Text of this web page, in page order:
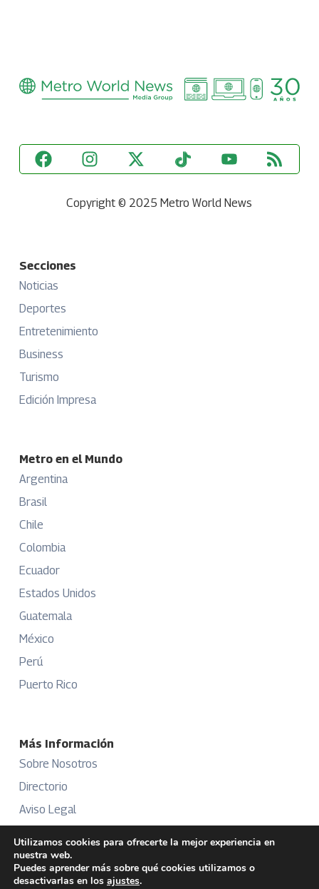
Copyright © 2025 Metro World News
Secciones
Noticias
Deportes
Entretenimiento
Business
Turismo
Edición Impresa
Metro en el Mundo
Argentina
Brasil
Chile
Colombia
Ecuador
Estados Unidos
Guatemala
México
Perú
Puerto Rico
Más Información
Sobre Nosotros
Directorio
Aviso Legal
Publicidad
Utilizamos cookies para ofrecerte la mejor experiencia en
nuestra web.
Puedes aprender más sobre qué cookies utilizamos o
desactivarlas en los ajustes.